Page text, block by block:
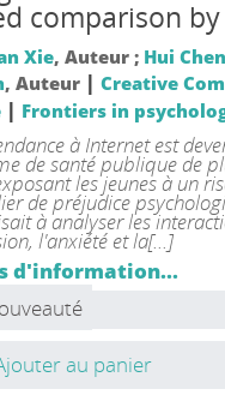
comparison
Xie, Auteur ; Hui
, Auteur | Creative
| Frontiers in
à Internet est
de santé publique de
les jeunes à un
de préjudice
à analyser les
l'anxiété et la[...]
d'information...
au panier